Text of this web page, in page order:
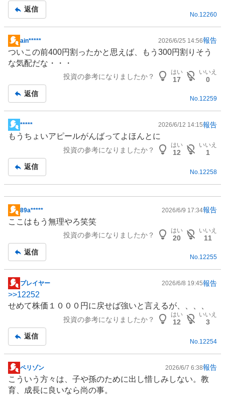
事
返信
No. 12260
掲
示
板
ain***** 2026/6/25 14:56報告
ついこの前400円割ったかと思えば、もう300円割りそう
な気配だな・・・
投資の参考になりましたか？
はい
17
いいえ
0
返信
No.12259
掲
示
事
***** 2026/6/12 14:15報告
もうちょいアピールがんばってよほんとに
投資の参考になりましたか？
はい
12
いいえ
1
返信
No. 12258
掲
示
事
89a***** 2026/6/9 17:34報告
ここはもう無理やろ笑笑
投資の参考になりましたか？
はい
20
いいえ
11
返信
No.12255
掲
示
板
プレイヤー 2026/6/8 19:45報告
>>12252
せめて株価１０００円に戻せば強いと言えるが、、、、
投資の参考になりましたか？
はい
12
いいえ
3
返信
No. 12254
掲
示
板
ペリゾン 2026/6/7 6:38報告
こういう方々は、子や孫のために出し惜しみしない。 教
育 、成長に良いなら尚の事。